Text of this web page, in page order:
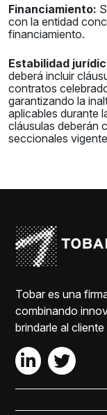
Financiamiento:
con la entidad
financiamiento.
Estabilidad
deberá incluir
contratos
garantizando la
aplicables durante
cláusulas deberán
seccionales
Tobar es una
combinando
brindarle al